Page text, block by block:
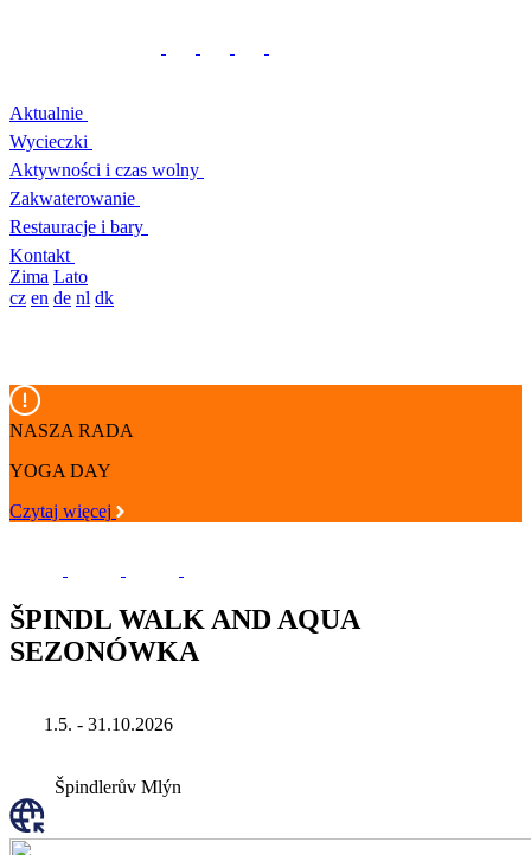
Aktualnie
Wycieczki
Aktywności i czas wolny
Zakwaterowanie
Restauracje i bary
Kontakt
Zima Lato
cz en de nl dk
NASZA RADA
YOGA DAY
Czytaj więcej
ŠPINDL WALK AND AQUA
SEZONÓWKA
1.5. - 31.10.2026
Špindlerův Mlýn